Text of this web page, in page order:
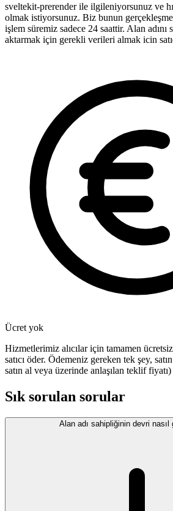
sveltekit-prerender ile ilgileniyorsunuz ve
olmak istiyorsunuz. Biz bunun
işlem süremiz sadece 24 saattir. Alan adını
aktarmak için gerekli verileri almak icin
Ücret yok
Hizmetlerimiz alıcılar için tamamen
satıcı öder. Ödemeniz gereken tek şey,
satın al veya üzerinde anlaşılan teklif
Sık sorulan sorular
Alan adı sahipliğinin devri nasıl